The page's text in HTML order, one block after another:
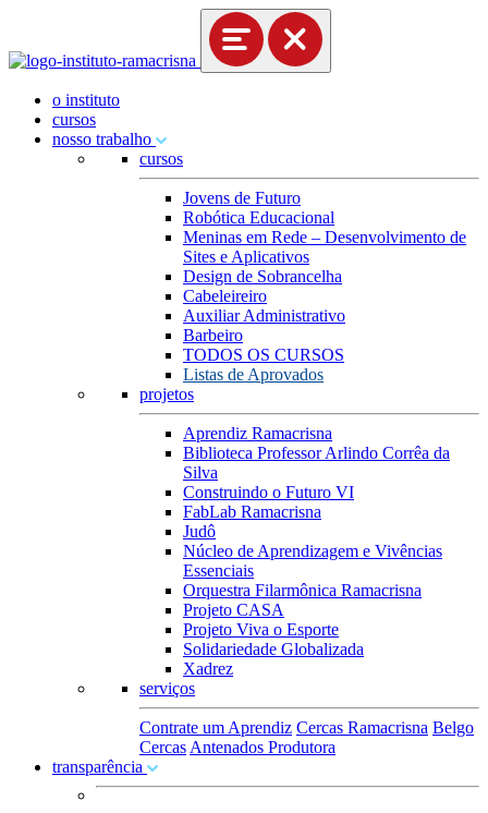
o instituto
cursos
nosso trabalho
cursos
Jovens de Futuro
Robótica Educacional
Meninas em Rede – Desenvolvimento de
Sites e Aplicativos
Design de Sobrancelha
Cabeleireiro
Auxiliar Administrativo
Barbeiro
TODOS OS CURSOS
Listas de Aprovados
projetos
Aprendiz Ramacrisna
Biblioteca Professor Arlindo Corrêa da
Silva
Construindo o Futuro VI
FabLab Ramacrisna
Judô
Núcleo de Aprendizagem e Vivências
Essenciais
Orquestra Filarmônica Ramacrisna
Projeto CASA
Projeto Viva o Esporte
Solidariedade Globalizada
Xadrez
serviços
Contrate um Aprendiz Cercas Ramacrisna Belgo
Cercas Antenados Produtora
transparência